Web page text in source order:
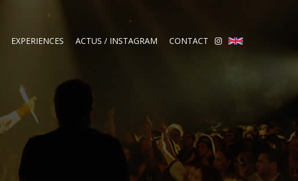
EXPERIENCES ACTUS / INSTAGRAM CONTACT